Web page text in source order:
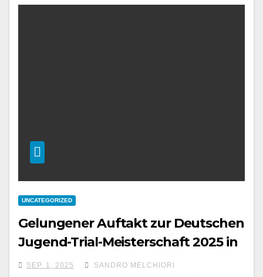
UNCATEGORIZED
Gelungener Auftakt zur Deutschen
Jugend-Trial-Meisterschaft 2025 in
Großheubach
SEP. 1, 2025 SANDRO MELCHIORI